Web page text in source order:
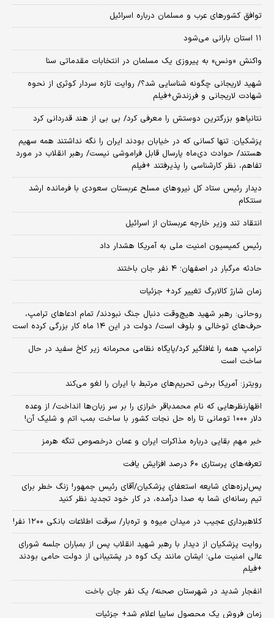
توافق کشورهای عرب و مسلمان درباره اسرائیل
۱۱ استان بارانی می‌شود
واکنش «ونس» به پیروزی یک مسلمان در انتخابات مقدماتی سنا
شهید لاریجانی چگونه شناسایی شد؟/ روایت تازه سردار کوثری از نحوه
شهادت لاریجانی و فرزندش+فیلم
نتانیاهو بزرگترین دوستش را معرفی کرد/ بی بی از هند قدردانی کرد
پزشکیان: تنها کسانی که در خیابان بودند ایران را نگه نداشتند همه سهیم
هستند/ حوادث دی‌ماه پارسال قابل فراموشی نیست/ رهبر انقلاب در مورد
تفاهم، نظر کارشناسی را پذیرفتند +فیلم
دیدار رئیس ستاد کل نیروهای مسلح عربستان سعودی با فرمانده ارشد
سنتکام
انتقاد تند وزیر خارجه عربستان از اسرائیل
رئیس کمیسیون امنیت ملی به آمریکا هشدار داد
حادثه مرگبار در اصفهان؛ ۴ نفر جان باختند
زمان شارژ کالابرگ تغییر کرد+ جزئیات
روحانی: رهبر شهید هیچ‌وقت دنبال جنگ نبودند/ تمام ادعاهای ترامپ،
حرف‌های توخالی و بلوف است/ دولت در این ۱۴ ماه کار بزرگی کرده است
ترامپ همه را غافلگیر کرد/پایگاه نظامی محرمانه زیر کاخ سفید در حال
ساخت است
رویترز: آمریکا برخی تحریم‌های مرتبط با ایران را لغو می‌کند
اظهارنظرهایی که نام محمدباقر خرازی را بر سر زبان‌ها انداخت/ از وعده
دلار ۱۰۰۰ تومانی تا راه حل نجات کشور با ساخت بمب اتم و شلیک آن!
خبر مهم بقایی درباره مذاکرات ایران و عمان درخصوص تنگه هرمز
تعرفه‌های پرستاری ۶۰ درصد افزایش یافت
پس‌لرزه‌های شایعه استعفای پزشکیان/آقای رئیس جمهور! زنگ خطر برای
تیم رسانه‌ای شما به صدا درآمده، در کار خود تجدید نظر کنید
کلاهبرداری عجیب در میدان میوه و تره‌بار/ سرقت اطلاعات بانکی ۱۲۰۰ نفر!
روایت پزشکیان از دیدار با رهبر شهید انقلاب پس از بمباران جلسه شورای
عالی امنیت ملی؛ ایشان مانند یک کوه در پشتیبانی از دولت حامی بودند
+فیلم
انفجار شدید در شهرستان صحنه/ یک نفر جان باخت
زمان فروش یک محصول سایپا اعلام شد+ جزئیات